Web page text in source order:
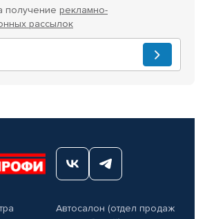
получение рекламно-
рассылок
Автосалон (отдел продаж